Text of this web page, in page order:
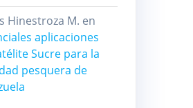
Hinestroza M. en
aplicaciones
Sucre para la
pesquera de